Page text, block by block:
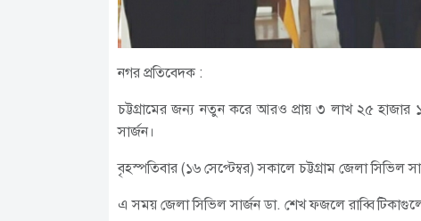
নগর প্রতিবেদক :
চট্টগ্রামের জন্য নতুন করে আরও প্রায় ৩ লাখ ২৫
সার্জন।
বৃহস্পতিবার (১৬ সেপ্টেম্বর) সকালে চট্টগ্রাম জেলা সিভিল
এ সময় জেলা সিভিল সার্জন ডা. শেখ ফজলে রাব্বি